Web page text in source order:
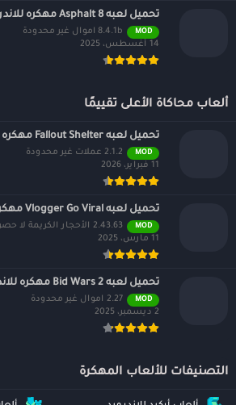
تحميل لعبه Asphalt 8 مهكره للاندرويد
MOD
8.4.1b اموال غير محدودة
14 أغسطس، 2025
ألعاب محاكاة الأعلى تقييمًا
تحميل لعبه Fallout Shelter مهكره للاندرويد 2026
MOD
2.1.2 عملات غير محدودة
11 فبراير، 2026
تحميل لعبه Vlogger Go Viral مهكره للاندرويد
MOD
2.43.63 الأحجار الكريمة لا حصر لها
11 مارس، 2025
تحميل لعبه Bid Wars 2 مهكره للاندرويد 2026
MOD
2.27 اموال غير محدودة
2 ديسمبر، 2025
التصنيفات للألعاب المهكرة